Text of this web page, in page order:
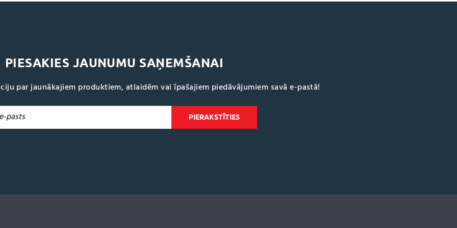
PIESAKIES JAUNUMU SAŅEMŠANAI
par jaunākajiem produktiem, atlaidēm vai īpašajiem piedāvājumiem savā e-pastā!